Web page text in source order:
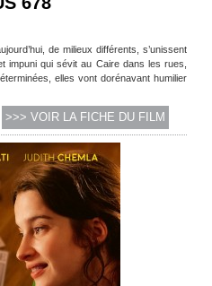
de milieux différents, s’unissent
impuni qui sévit au Caire dans les rues,
elles vont dorénavant humilier
>>> VOIR LA FICHE DU FILM